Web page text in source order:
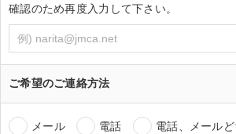
確認のため再度入力して下さい。
ご希望のご連絡方法
メール 電話 電話、メール